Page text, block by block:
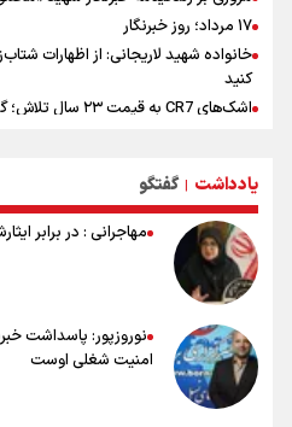
۱۷ مرداد؛ روز خبرنگار
خانواده شهید لاریجانی: از اظهارات
کنید
اشک‌های CR7 به قیمت ۲۳ سال تلاش؛ گریه نکن آقای رونالدو
تلاش مدام برای زنده نگه داشتن هنر ایرانی
عالمی: جام جهانی از مرحله حذفی جان
نقد وجود دارد
تاریخ و پیشینه شهر کاظمین عراق
جاهای دیدنی بغداد عراق
رمز و رازهای عدد چهل و اربعین از زبان
یادداشت | گفتگو
مهاجرانی : در برابر
نوروزپور: پاسداشت
امنیت شغلی اوست